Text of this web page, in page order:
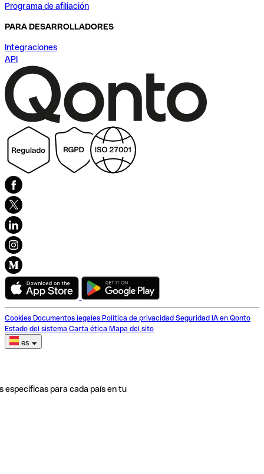
Programa de afiliación
PARA DESARROLLADORES
Integraciones
API
Cookies Documentos legales Política de privacidad Seguridad IA en Qonto
Estado del sistema Carta ética Mapa del sito
es
específicas para cada país en tu